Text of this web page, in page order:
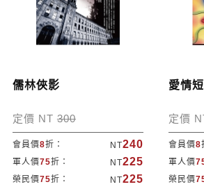
儒林俠影
定價 NT 300
會員價8折： NT240
軍人價75折： NT225
榮民價75折： NT225
愛情
定價
會員價8
軍人價
榮民價